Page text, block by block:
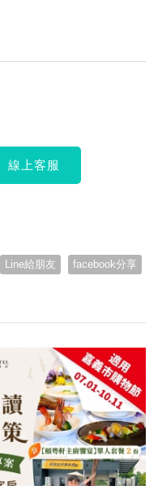
線上客服
Line給朋友 facebook分享